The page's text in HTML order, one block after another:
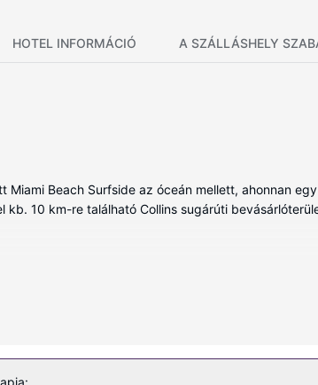
HOTEL INFORMÁCIÓ A SZÁLLÁSHELY
Beach Surfside az óceán mellett, ahonnan
10 km-re található Collins sugárúti
található teakonyhák, nagyméretű hűtő/fagyasztó
például a(z) szabadtéri medence, a(z) 24 órában